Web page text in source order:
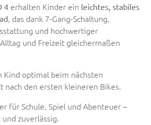
4 erhalten Kinder ein leichtes, stabiles
, das dank 7-Gang-Schaltung,
und hochwertiger
und Freizeit gleichermaßen
Kind optimal beim nächsten
nach den ersten kleineren Bikes.
für Schule, Spiel und Abenteuer –
zuverlässig.